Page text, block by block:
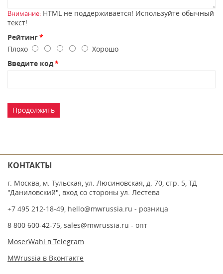
Внимание: HTML не поддерживается! Используйте обычный
текст!
Рейтинг
Плохо
Хорошо
Введите код
Продолжить
КОНТАКТЫ
г. Москва, м. Тульская, ул. Люсиновская, д. 70, стр. 5, ТД
"Даниловский", вход со стороны ул. Лестева
+7 495 212-18-49, hello@mwrussia.ru - розница
8 800 600-42-75, sales@mwrussia.ru - опт
MoserWahl в Telegram
MWrussia в Вконтакте